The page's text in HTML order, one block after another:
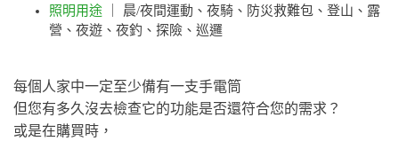
照明用途
｜ 晨/夜間運動、夜騎、防災救難包、登山、露
營、夜遊、夜釣、探險、巡邏
每個人家中一定至少備有一支手電筒
但您有多久沒去檢查它的功能是否還符合您的需求？
或是在購買時，